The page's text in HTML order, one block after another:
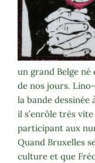
un grand Belge né
de nos jours.
la bande dessinée
il s’enrôle très
participant aux
Quand Bruxelles
culture et que